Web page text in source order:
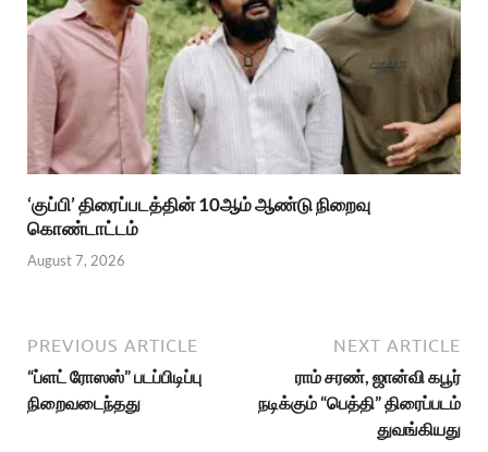
‘குப்பி’ திரைப்படத்தின் 10ஆம் ஆண்டு நிறைவு
கொண்டாட்டம்
August 7, 2026
PREVIOUS ARTICLE
“ப்ளட் ரோஸஸ்” படப்பிடிப்பு
நிறைவடைந்தது
NEXT ARTICLE
ராம் சரண், ஜான்வி கபூர்
நடிக்கும் “பெத்தி” திரைப்படம்
துவங்கியது